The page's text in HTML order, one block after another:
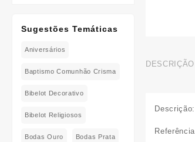
Sugestões Temáticas
Aniversários
Baptismo Comunhão Crisma
Bibelot Decorativo
Bibelot Religiosos
Bodas Ouro Bodas Prata
DESCRIÇÃO
Descrição:
Referência